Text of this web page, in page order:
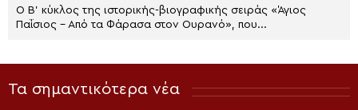
Ο Β’ κύκλος της ιστορικής-βιογραφικής σειράς «Άγιος
Παΐσιος – Από τα Φάρασα στον Ουρανό», που...
Τα σημαντικότερα νέα